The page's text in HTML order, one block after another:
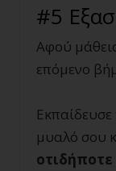
#5
Αφού
επόμενο
μυαλό σου
οτιδήποτε